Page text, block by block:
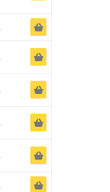
Ä
Ä
Ä
Ä
Ä
Ä